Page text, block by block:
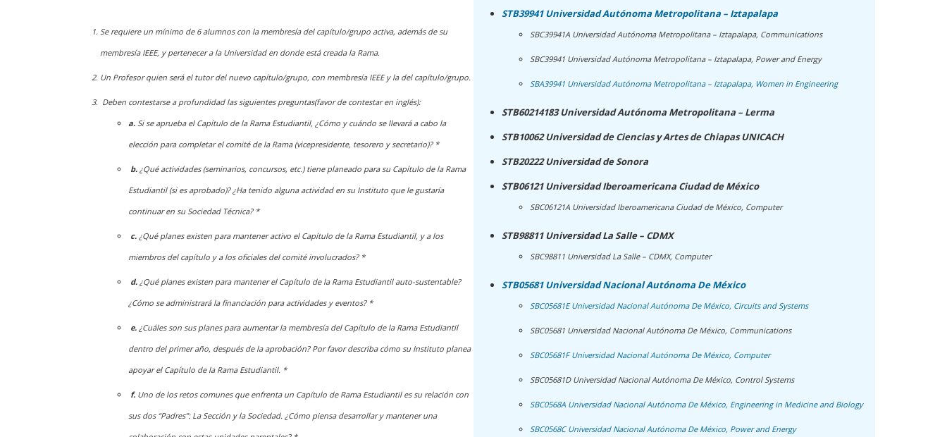
Se requiere un mínimo de 6 alumnos con la membresía del capítulo/grupo activa, además de su
membresía IEEE, y pertenecer a la Universidad en donde está creada la Rama.
Un Profesor quien será el tutor del nuevo capítulo/grupo, con membresía IEEE y la del capítulo/grupo.
Deben contestarse a profundidad las siguientes preguntas(favor de contestar en inglés):
a. Si se aprueba el Capítulo de la Rama Estudiantil, ¿Cómo y cuándo se llevará a cabo la
elección para completar el comité de la Rama (vicepresidente, tesorero y secretario)? *
b. ¿Qué actividades (seminarios, concursos, etc.) tiene planeado para su Capítulo de la Rama
Estudiantil (si es aprobado)? ¿Ha tenido alguna actividad en su Instituto que le gustaría
continuar en su Sociedad Técnica? *
c. ¿Qué planes existen para mantener activo el Capítulo de la Rama Estudiantil, y a los
miembros del capítulo y a los oficiales del comité involucrados? *
d. ¿Qué planes existen para mantener el Capítulo de la Rama Estudiantil auto-sustentable?
¿Cómo se administrará la financiación para actividades y eventos? *
e. ¿Cuáles son sus planes para aumentar la membresía del Capítulo de la Rama Estudiantil
dentro del primer año, después de la aprobación? Por favor describa cómo su Instituto planea
apoyar el Capítulo de la Rama Estudiantil. *
f. Uno de los retos comunes que enfrenta un Capítulo de Rama Estudiantil es su relación con
sus dos “Padres”: La Sección y la Sociedad. ¿Cómo piensa desarrollar y mantener una
STB39941 Universidad Autónoma Metropolitana – Iztapalapa
SBC39941A Universidad Autónoma Metropolitana – Iztapalapa, Communications
SBC39941 Universidad Autónoma Metropolitana – Iztapalapa, Power and Energy
SBA39941 Universidad Autónoma Metropolitana – Iztapalapa, Women in Engineering
STB60214183 Universidad Autónoma Metropolitana – Lerma
STB10062 Universidad de Ciencias y Artes de Chiapas UNICACH
STB20222 Universidad de Sonora
STB06121 Universidad Iberoamericana Ciudad de México
SBC06121A Universidad Iberoamericana Ciudad de México, Computer
STB98811 Universidad La Salle – CDMX
SBC98811 Universidad La Salle – CDMX, Computer
STB05681 Universidad Nacional Autónoma De México
SBC05681E Universidad Nacional Autónoma De México, Circuits and Systems
SBC05681 Universidad Nacional Autónoma De México, Communications
SBC05681F Universidad Nacional Autónoma De México, Computer
SBC05681D Universidad Nacional Autónoma De México, Control Systems
SBC0568A Universidad Nacional Autónoma De México, Engineering in Medicine and Biology
SBC0568C Universidad Nacional Autónoma De México, Power and Energy